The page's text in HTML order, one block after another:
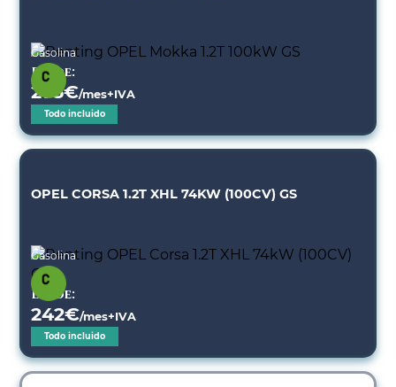
Gasolina
Desde:
275€/mes+IVA
Todo incluido
OPEL CORSA 1.2T XHL 74KW (100CV) GS
Gasolina
Desde:
242€/mes+IVA
Todo incluido